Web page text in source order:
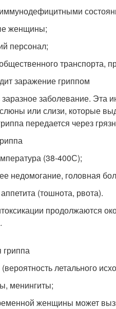
женщины;
персонал;
транспорта,
заражение гриппом
заразное заболевание. Эта
или слизи, которые
передается через
(38-400С);
недомогание, головная
(тошнота, рвота).
продолжаются
летального
менингиты;
женщины может